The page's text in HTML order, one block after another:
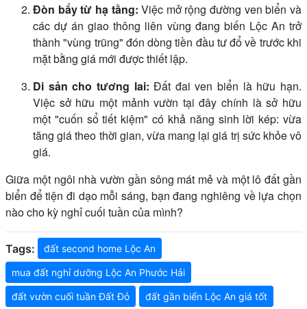
Đòn bẩy từ hạ tầng: Việc mở rộng đường ven biển và
các dự án giao thông liên vùng đang biến Lộc An trở
thành "vùng trũng" đón dòng tiền đầu tư đổ về trước khi
mặt bằng giá mới được thiết lập.
Di sản cho tương lai: Đất đai ven biển là hữu hạn.
Việc sở hữu một mảnh vườn tại đây chính là sở hữu
một "cuốn sổ tiết kiệm" có khả năng sinh lời kép: vừa
tăng giá theo thời gian, vừa mang lại giá trị sức khỏe vô
giá.
Giữa một ngôi nhà vườn gần sông mát mẻ và một lô đất gần
biển để tiện đi dạo mỗi sáng, bạn đang nghiêng về lựa chọn
nào cho kỳ nghỉ cuối tuần của mình?
Tags: đất second home Lộc An
mua đất nghỉ dưỡng Lộc An Phước Hải
đất vườn cuối tuần Đất Đỏ đất gần biển Lộc An giá tốt